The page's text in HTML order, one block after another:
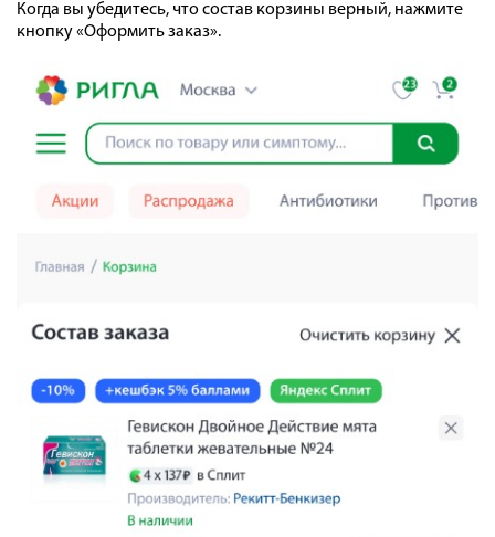
Когда вы убедитесь, что состав корзины верный, нажмите
кнопку «Оформить заказ».